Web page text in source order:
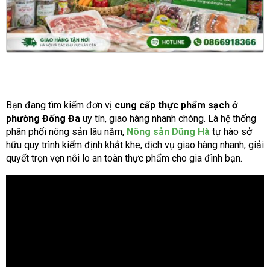
Bạn đang tìm kiếm đơn vị cung cấp thực phẩm sạch ở
phường Đống Đa uy tín, giao hàng nhanh chóng. Là hệ thống
phân phối nông sản lâu năm, Nông sản Dũng Hà tự hào sở
hữu quy trình kiểm định khắt khe, dịch vụ giao hàng nhanh, giải
quyết trọn vẹn nỗi lo an toàn thực phẩm cho gia đình bạn.